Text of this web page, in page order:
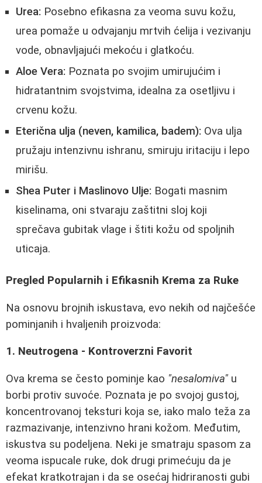
Urea: Posebno efikasna za veoma suvu kožu,
urea pomaže u odvajanju mrtvih ćelija i vezivanju
vode, obnavljajući mekoću i glatkoću.
Aloe Vera: Poznata po svojim umirujućim i
hidratantnim svojstvima, idealna za osetljivu i
crvenu kožu.
Eterična ulja (neven, kamilica, badem): Ova ulja
pružaju intenzivnu ishranu, smiruju iritaciju i lepo
mirišu.
Shea Puter i Maslinovo Ulje: Bogati masnim
kiselinama, oni stvaraju zaštitni sloj koji
sprečava gubitak vlage i štiti kožu od spoljnih
uticaja.
Pregled Popularnih i Efikasnih Krema za Ruke
Na osnovu brojnih iskustava, evo nekih od najčešće
pominjanih i hvaljenih proizvoda:
1. Neutrogena - Kontroverzni Favorit
Ova krema se često pominje kao "nesalomiva" u
borbi protiv suvoće. Poznata je po svojoj gustoj,
koncentrovanoj teksturi koja se, iako malo teža za
razmazivanje, intenzivno hrani kožom. Međutim,
iskustva su podeljena. Neki je smatraju spasom za
veoma ispucale ruke, dok drugi primećuju da je
efekat kratkotrajan i da se osećaj hidriranosti gubi